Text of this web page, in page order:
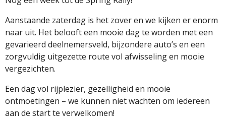
Aanstaande zaterdag is het zover en we kijken er enorm
naar uit. Het belooft een mooie dag te worden met een
gevarieerd deelnemersveld, bijzondere auto’s en een
zorgvuldig uitgezette route vol afwisseling en mooie
vergezichten.
Een dag vol rijplezier, gezelligheid en mooie
ontmoetingen – we kunnen niet wachten om iedereen
aan de start te verwelkomen!